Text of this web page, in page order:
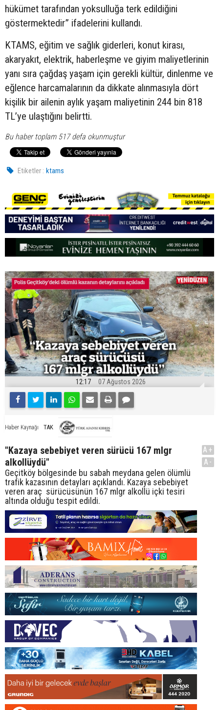
hükümet tarafından yoksulluğa terk edildiğini
göstermektedir” ifadelerini kullandı.
KTAMS, eğitim ve sağlık giderleri, konut kirası,
akaryakıt, elektrik, haberleşme ve giyim maliyetlerinin
yanı sıra çağdaş yaşam için gerekli kültür, dinlenme ve
eğlence harcamalarının da dikkate alınmasıyla dört
kişilik bir ailenin aylık yaşam maliyetinin 244 bin 818
TL’ye ulaştığını belirtti.
Bu haber toplam 517 defa okunmuştur
Etiketler : ktams
12:17 07 Ağustos 2026
Haber Kaynağı TAK
"Kazaya sebebiyet veren sürücü 167 mlgr
alkollüydü"
Geçitköy bölgesinde bu sabah meydana gelen ölümlü
trafik kazasının detayları açıklandı. Kazaya sebebiyet
veren araç sürücüsünün 167 mlgr alkollü içki tesiri
altında olduğu tespit edildi.
A+
A-